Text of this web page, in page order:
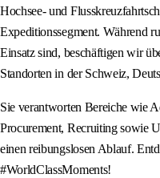
Hochsee- und
Expeditionssegment. Während
Einsatz sind, beschäftigen wir
Standorten in der Schweiz,
Sie verantworten Bereiche wie
Procurement, Recruiting sowie
einen reibungslosen Ablauf.
#WorldClassMoments!